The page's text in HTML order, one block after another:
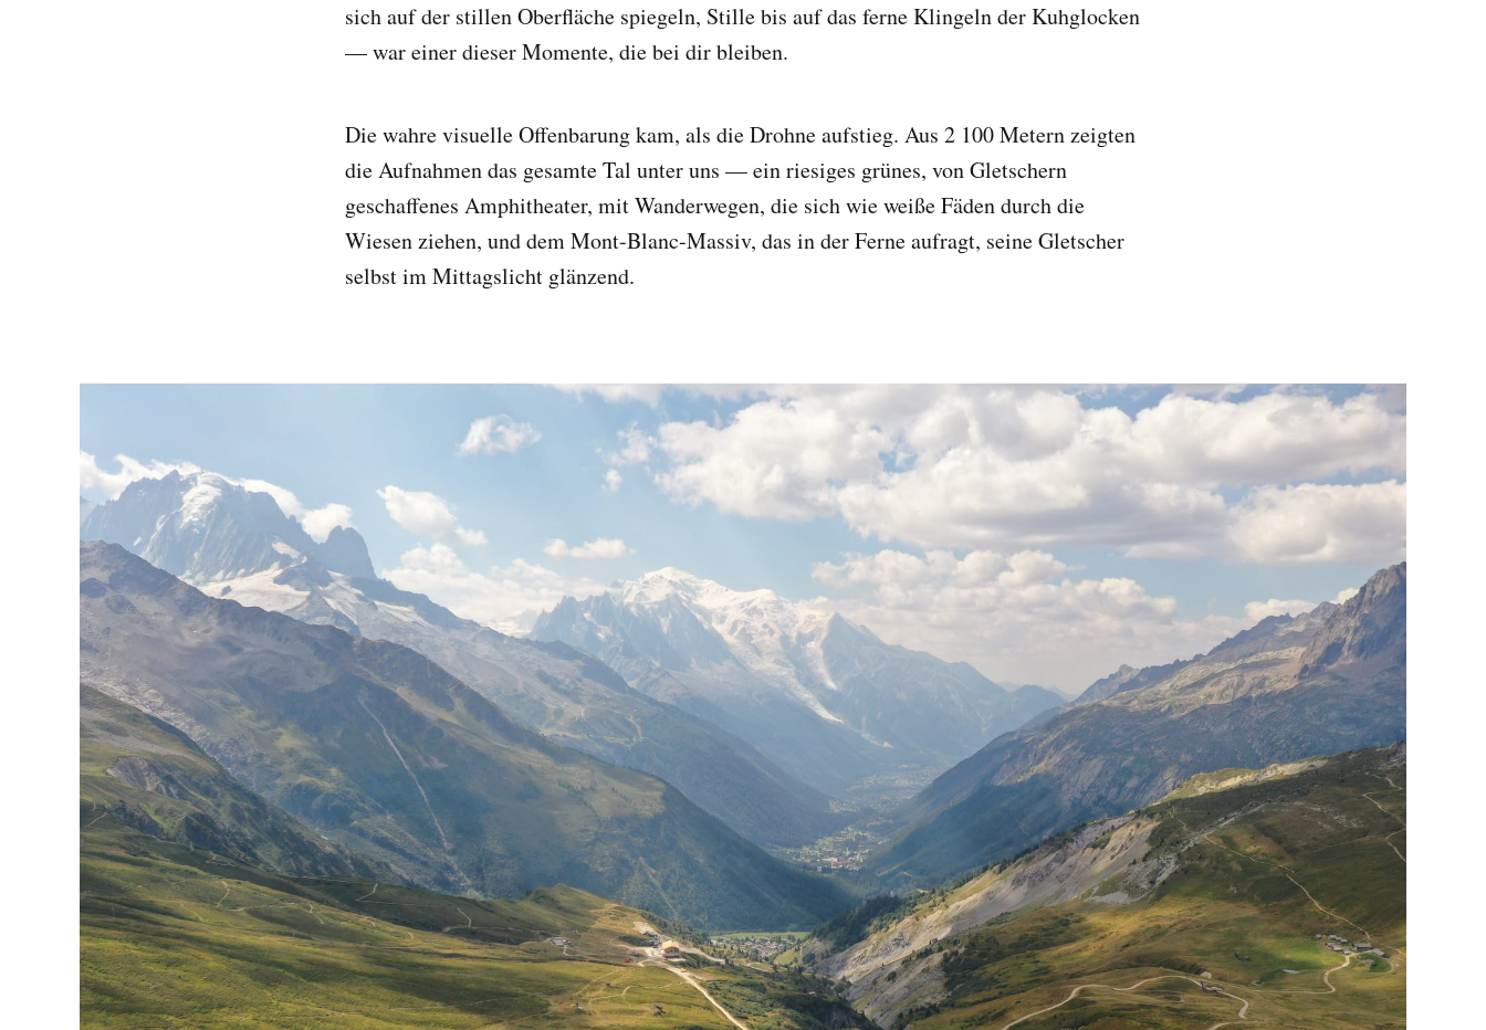
sich auf der stillen Oberfläche spiegeln, Stille bis auf das ferne Klingeln der Kuhglocken
— war einer dieser Momente, die bei dir bleiben.
Die wahre visuelle Offenbarung kam, als die Drohne aufstieg. Aus 2 100 Metern zeigten
die Aufnahmen das gesamte Tal unter uns — ein riesiges grünes, von Gletschern
geschaffenes Amphitheater, mit Wanderwegen, die sich wie weiße Fäden durch die
Wiesen ziehen, und dem Mont-Blanc-Massiv, das in der Ferne aufragt, seine Gletscher
selbst im Mittagslicht glänzend.